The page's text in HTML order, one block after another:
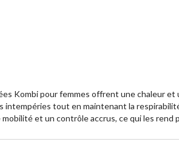
Kombi pour femmes offrent une chaleur
intempéries tout en maintenant la
et un contrôle accrus, ce qui les